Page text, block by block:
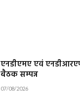
एनडीएमए एवं
बैठक सम्पन्न
07/08/2026